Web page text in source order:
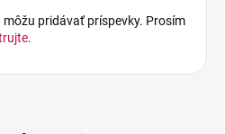
pridávať príspevky. Prosím
.